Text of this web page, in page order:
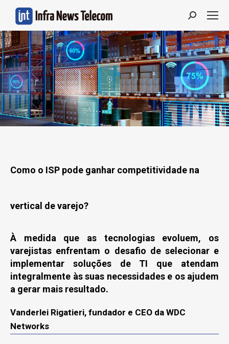
Search:
Como o ISP pode ganhar competitividade na
vertical de varejo?
À medida que as tecnologias evoluem, os
varejistas enfrentam o desafio de selecionar e
implementar soluções de TI que atendam
integralmente às suas necessidades e os ajudem
a gerar mais resultado.
Vanderlei Rigatieri, fundador e CEO da WDC
Networks